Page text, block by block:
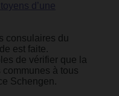
d’une
consulaires du
est faite.
de vérifier que la
à tous
Schengen.